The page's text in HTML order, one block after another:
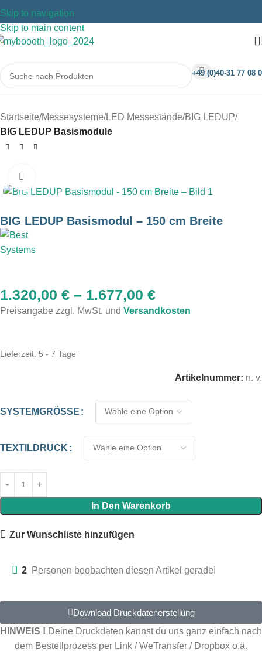
Skip to navigation
Skip to main content
+49 (0)40-31 77 08 0
Startseite Messesysteme LED Messestände BIG LEDUP
BIG LEDUP Basismodule
BIG LEDUP Basismodul – 150 cm Breite
1.320,00 € – 1.677,00 €
Preisangabe zzgl. MwSt. und Versandkosten
Lieferzeit: 5 - 7 Tage
Artikelnummer: n. v.
SYSTEMGRÖSSE
TEXTILDRUCK
In Den Warenkorb
Zur Wunschliste hinzufügen
2 Personen beobachten diesen Artikel gerade!
Download Druckdatenerstellung
HINWEIS ! Deine Druckdaten kannst du uns ganz einfach nach
dem Bestellprozess per Link / WeTransfer / Dropbox o.ä.